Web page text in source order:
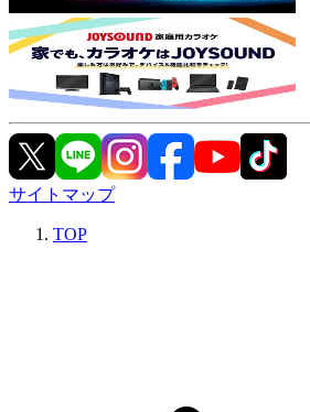
サイトマップ
TOP